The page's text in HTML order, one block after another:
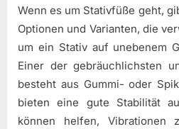
Wenn es um Stativfüße geht,
Optionen und Varianten, die
um ein Stativ auf unebenem
Einer der gebräuchlichsten
besteht aus Gummi- oder
bieten eine gute Stabilität
können helfen, Vibrationen